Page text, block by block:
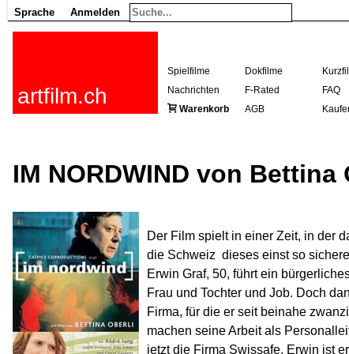
Sprache Anmelden
artfilm.ch
Spielfilme Dokfilme
Nachrichten
F-Rated FAQ
Warenkorb
AGB
IM NORDWIND von Bettina
Der Film spielt in einer Zeit, in der
die Schweiz  dieses einst so
Erwin Graf, 50, führt ein
Frau und Tochter und Job. Doch
Firma, für die er seit beinahe
machen seine Arbeit als
jetzt die Firma Swissafe. Erwin ist